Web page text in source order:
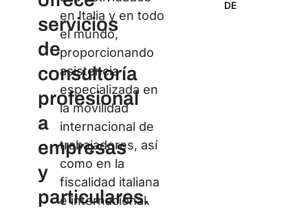
servicios
de
consultoría
profesional
a
empresas
y
particulares.
en Italia y en todo
el mundo,
proporcionando
asistencia
especializada en
la movilidad
internacional de
trabajadores, así
como en la
fiscalidad italiana
e internacional.
DE